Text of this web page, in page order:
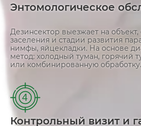
Энтомологическое
Дезинсектор выезжает на
заселения и стадии развития
нимфы, яйцекладки. На основе
метод: холодный туман, горячий
или комбинированную обработку.
4
Контрольный визит и